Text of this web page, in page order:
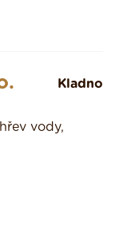
Kladno
vody,